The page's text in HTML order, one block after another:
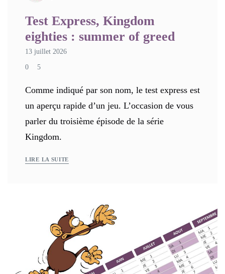
Test Express, Kingdom
eighties : summer of greed
13 juillet 2026
0 5
Comme indiqué par son nom, le test express est
un aperçu rapide d’un jeu. L’occasion de vous
parler du troisième épisode de la série
Kingdom.
LIRE LA SUITE